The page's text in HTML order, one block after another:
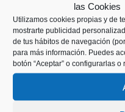
las Cookies
Utilizamos cookies propias y de
mostrarte publicidad
de tus hábitos de navegación
para más información. Puedes
botón “Aceptar” o configurarlas
Los esclavos